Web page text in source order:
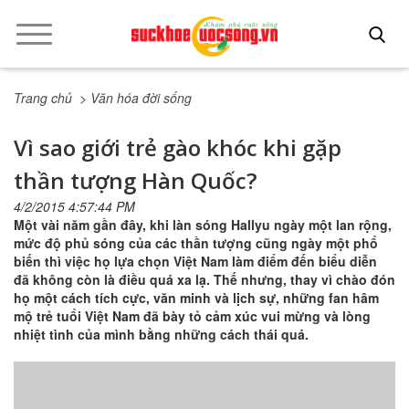
Trang chủ > Văn hóa đời sống
Vì sao giới trẻ gào khóc khi gặp
thần tượng Hàn Quốc?
4/2/2015 4:57:44 PM
Một vài năm gần đây, khi làn sóng Hallyu ngày một lan rộng,
mức độ phủ sóng của các thần tượng cũng ngày một phổ
biến thì việc họ lựa chọn Việt Nam làm điểm đến biểu diễn
đã không còn là điều quá xa lạ. Thế nhưng, thay vì chào đón
họ một cách tích cực, văn minh và lịch sự, những fan hâm
mộ trẻ tuổi Việt Nam đã bày tỏ cảm xúc vui mừng và lòng
nhiệt tình của mình bằng những cách thái quá.